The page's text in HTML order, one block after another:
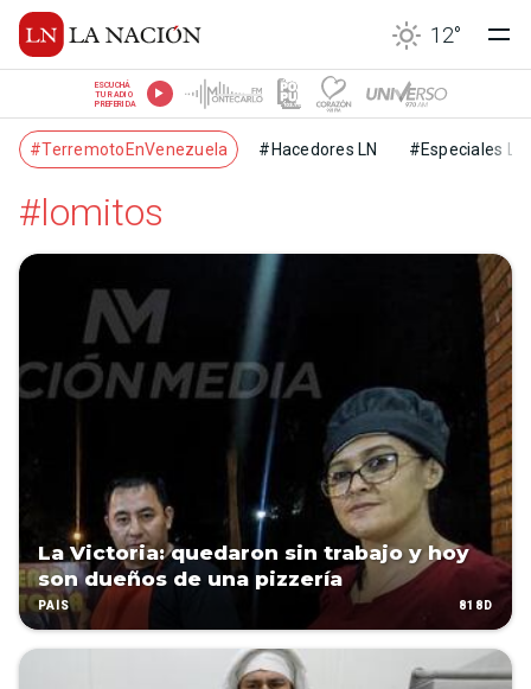
12°
ESCUCHÁ
TU RADIO
PREFERIDA
#TerremotoEnVenezuela #Hacedores LN #Especiales LN
#lomitos
La Victoria: quedaron sin trabajo y hoy
son dueños de una pizzería
PAÍS 818D